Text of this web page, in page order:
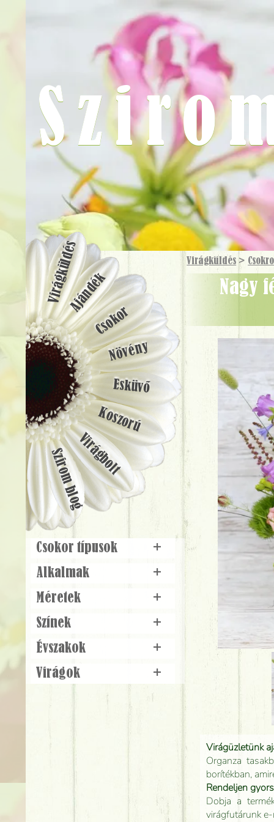
Virágküldés >
Nagy fém tál mezei stílusú nyári virágokkal, süni figurával (29 szál) -
Virágüzletünk
Organza
borítékban,
Rendeljen
Dobja a
virágfutárunk
VirágküldésAjándék
Csokor
Növény
Esküvő
Koszorú
Virágbolt
Szirom blog
Csokor típusok
+
Alkalmak
+
Méretek
+
Színek
+
Évszakok
+
Virágok
+